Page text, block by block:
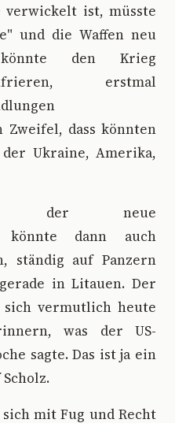
verwickelt ist, müsste
und die Waffen neu
den Krieg
erstmal
dass könnten
Ukraine, Amerika,
der neue
könnte dann auch
ständig auf Panzern
in Litauen. Der
sich vermutlich heute
was der US-
sagte. Das ist ja ein
mit Fug und Recht